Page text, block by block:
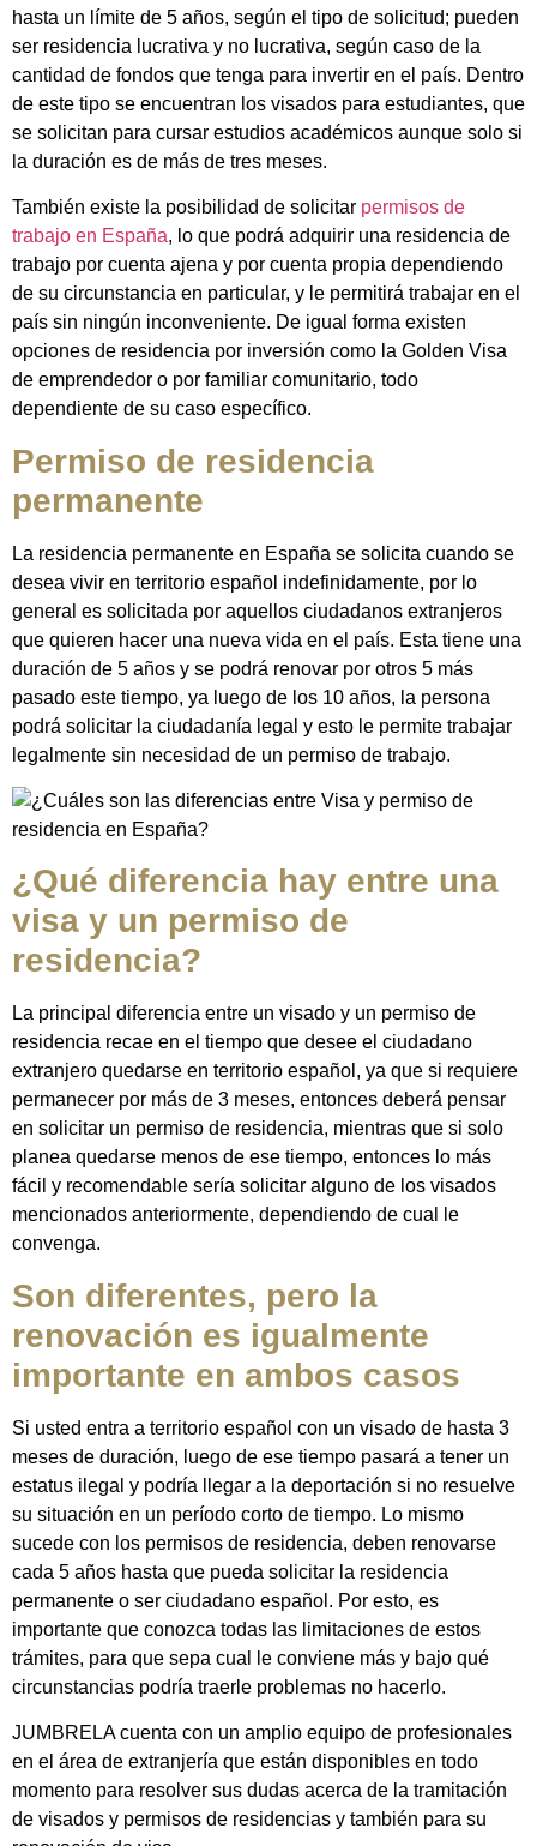
hasta un límite de 5 años, según el tipo de solicitud; pueden
ser residencia lucrativa y no lucrativa, según caso de la
cantidad de fondos que tenga para invertir en el país. Dentro
de este tipo se encuentran los visados ​​para estudiantes, que
se solicitan para cursar estudios académicos aunque solo si
la duración es de más de tres meses.
También existe la posibilidad de solicitar permisos de
trabajo en España, lo que podrá adquirir una residencia de
trabajo por cuenta ajena y por cuenta propia dependiendo
de su circunstancia en particular, y le permitirá trabajar en el
país sin ningún inconveniente. De igual forma existen
opciones de residencia por inversión como la Golden Visa
de emprendedor o por familiar comunitario, todo
dependiente de su caso específico.
Permiso de residencia
permanente
La residencia permanente en España se solicita cuando se
desea vivir en territorio español indefinidamente, por lo
general es solicitada por aquellos ciudadanos extranjeros
que quieren hacer una nueva vida en el país. Esta tiene una
duración de 5 años y se podrá renovar por otros 5 más
pasado este tiempo, ya luego de los 10 años, la persona
podrá solicitar la ciudadanía legal y esto le permite trabajar
legalmente sin necesidad de un permiso de trabajo.
¿Qué diferencia hay entre una
visa y un permiso de
residencia?
La principal diferencia entre un visado y un permiso de
residencia recae en el tiempo que desee el ciudadano
extranjero quedarse en territorio español, ya que si requiere
permanecer por más de 3 meses, entonces deberá pensar
en solicitar un permiso de residencia, mientras que si solo
planea quedarse menos de ese tiempo, entonces lo más
fácil y recomendable sería solicitar alguno de los visados ​​
mencionados anteriormente, dependiendo de cual le
convenga.
Son diferentes, pero la
renovación es igualmente
importante en ambos casos
Si usted entra a territorio español con un visado de hasta 3
meses de duración, luego de ese tiempo pasará a tener un
estatus ilegal y podría llegar a la deportación si no resuelve
su situación en un período corto de tiempo. Lo mismo
sucede con los permisos de residencia, deben renovarse
cada 5 años hasta que pueda solicitar la residencia
permanente o ser ciudadano español. Por esto, es
importante que conozca todas las limitaciones de estos
trámites, para que sepa cual le conviene más y bajo qué
circunstancias podría traerle problemas no hacerlo.
JUMBRELA cuenta con un amplio equipo de profesionales
en el área de extranjería que están disponibles en todo
momento para resolver sus dudas acerca de la tramitación
de visados ​​y permisos de residencias y también para su